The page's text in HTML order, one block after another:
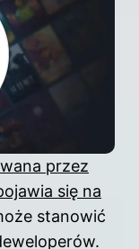
przez
się na
stanowić